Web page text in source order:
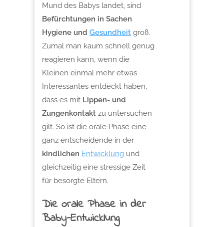
Mund des Babys landet, sind
Befürchtungen in Sachen
Hygiene und Gesundheit groß.
Zumal man kaum schnell genug
reagieren kann, wenn die
Kleinen einmal mehr etwas
Interessantes entdeckt haben,
dass es mit Lippen- und
Zungenkontakt zu untersuchen
gilt. So ist die orale Phase eine
ganz entscheidende in der
kindlichen Entwicklung und
gleichzeitig eine stressige Zeit
für besorgte Eltern.
Die orale Phase in der
Baby-Entwicklung